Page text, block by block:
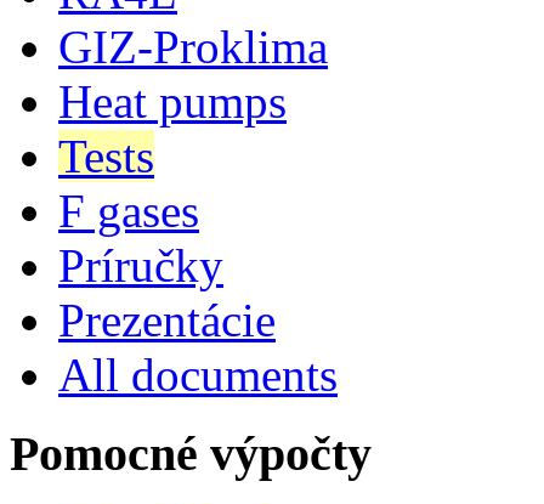
GIZ-Proklima
Heat pumps
Tests
F gases
Príručky
Prezentácie
All documents
Pomocné výpočty